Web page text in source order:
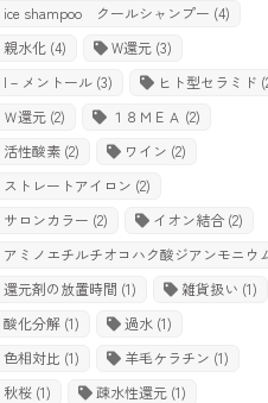
ice shampoo クールシャンプー (4)
親水化 (4) W還元 (3)
l－メントール (3) ヒト型セラミド
Ｗ還元 (2) １８ＭＥＡ (2)
活性酸素 (2) ワイン (2)
ストレートアイロン (2)
サロンカラー (2) イオン結合 (2)
アミノエチルチオコハク酸ジアンモニウ
還元剤の放置時間 (1) 雑貨扱い (1)
酸化分解 (1) 過水 (1)
色相対比 (1) 羊毛ケラチン (1)
秋桜 (1) 疎水性還元 (1)